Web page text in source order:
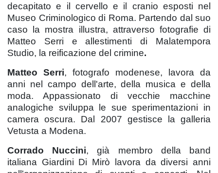
decapitato e il cervello e il cranio esposti nel
Museo Criminologico di Roma. Partendo dal suo
caso la mostra illustra, attraverso fotografie di
Matteo Serri e allestimenti di Malatempora
Studio, la reificazione del crimine.
Matteo Serri, fotografo modenese, lavora da
anni nel campo dell'arte, della musica e della
moda. Appassionato di vecchie macchine
analogiche sviluppa le sue sperimentazioni in
camera oscura. Dal 2007 gestisce la galleria
Vetusta a Modena.
Corrado Nuccini, già membro della band
italiana Giardini Di Mirò lavora da diversi anni